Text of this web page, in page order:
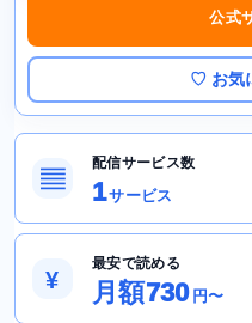
公式
♡ お気
▤
配信サービス数
1サービス
¥
最安で読める
月額730 円〜